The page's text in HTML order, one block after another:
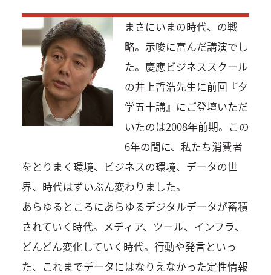
まさにいまの時代、の戦
略。示唆に富んだ講演でし
た。慶應ビジネススクール
の井上哲浩先生に前回『夕
学五十講』にご登壇いただ
いたのは2008年前期。この
6年の間に、私たち消費者
をとりまく環境、ビジネスの環境、データの世
界、時代はずいぶん変わりました。
あらゆるところにあらゆるデジタルデータが蓄積
されていく時代。メディア、ツール、インフラ、
どんどん変化していく時代。行動や発言といっ
た、これまでデータにはなりえなかった定性情報